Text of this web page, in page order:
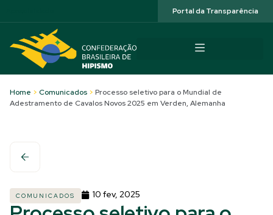
Portal da Transparência
Home > Comunicados > Processo seletivo para o Mundial de
Adestramento de Cavalos Novos 2025 em Verden, Alemanha
COMUNICADOS 10 fev, 2025